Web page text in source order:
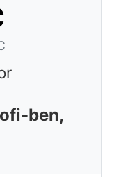
ben,